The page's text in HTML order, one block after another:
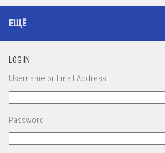
ЕЩЁ
LOG IN
Username or Email Address
Password